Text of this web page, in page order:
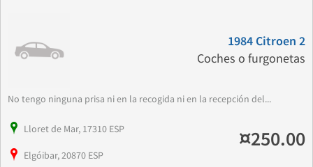
1984 Citroen 2
Coches o furgonetas
No tengo ninguna prisa ni en la recogida ni en la recepción del...
Lloret de Mar, 17310 ESP
Elgóibar, 20870 ESP
¤250.00